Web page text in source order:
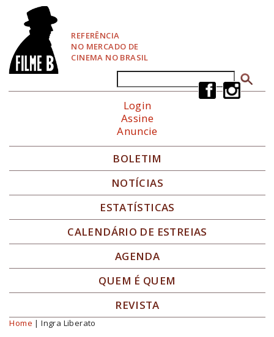
REFERÊNCIA
NO MERCADO DE
CINEMA NO BRASIL
Formulário de busca
Login
Assine
Anuncie
BOLETIM
NOTÍCIAS
ESTATÍSTICAS
CALENDÁRIO DE ESTREIAS
AGENDA
QUEM É QUEM
REVISTA
Você está aqui
Home | Ingra Liberato